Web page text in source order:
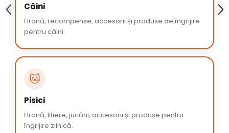
Câini
Hrană, recompense, accesorii și produse de îngrijire
pentru câini.
🐱
Pisici
Hrană, litiere, jucării, accesorii și produse pentru
îngrijire zilnică.